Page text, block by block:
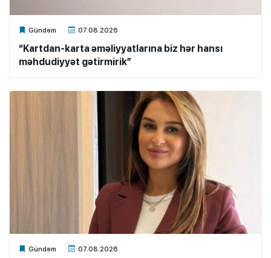
Gündəm 07.08.2026
Xalq.Online
“Kartdan-karta əməliyyatlarına biz hər hansı
məhdudiyyət gətirmirik”
Gündəm 07.08.2026
Xalq.Online